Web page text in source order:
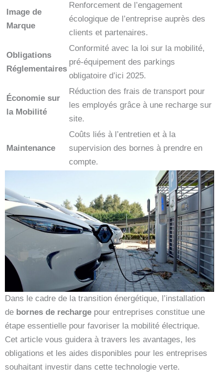
Image de
Marque
Renforcement de l’engagement
écologique de l’entreprise auprès des
clients et partenaires.
Obligations
Réglementaires
Conformité avec la loi sur la mobilité,
pré-équipement des parkings
obligatoire d’ici 2025.
Économie sur
la Mobilité
Réduction des frais de transport pour
les employés grâce à une recharge sur
site.
Maintenance
Coûts liés à l’entretien et à la
supervision des bornes à prendre en
compte.
Dans le cadre de la transition énergétique, l’installation
de bornes de recharge pour entreprises constitue une
étape essentielle pour favoriser la mobilité électrique.
Cet article vous guidera à travers les avantages, les
obligations et les aides disponibles pour les entreprises
souhaitant investir dans cette technologie verte.